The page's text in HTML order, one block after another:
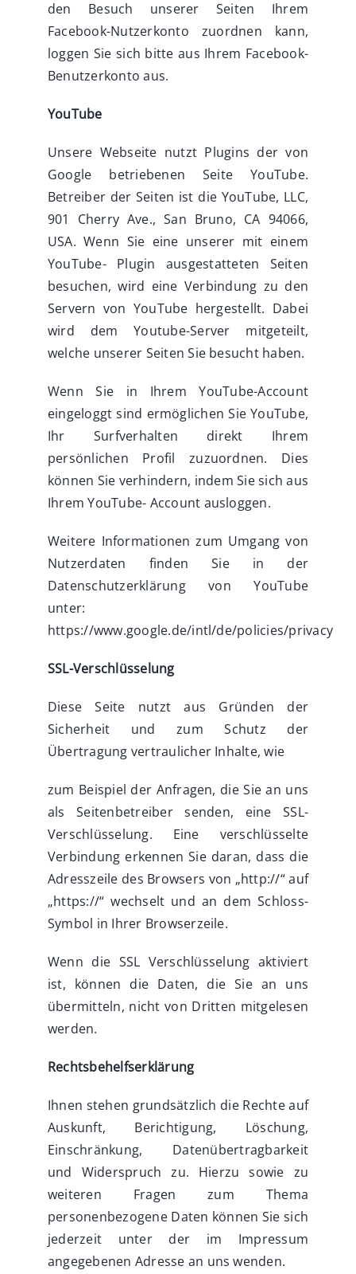
den Besuch unserer Seiten Ihrem
Facebook-Nutzerkonto zuordnen kann,
loggen Sie sich bitte aus Ihrem Facebook-
Benutzerkonto aus.
YouTube
Unsere Webseite nutzt Plugins der von
Google betriebenen Seite YouTube.
Betreiber der Seiten ist die YouTube, LLC,
901 Cherry Ave., San Bruno, CA 94066,
USA. Wenn Sie eine unserer mit einem
YouTube- Plugin ausgestatteten Seiten
besuchen, wird eine Verbindung zu den
Servern von YouTube hergestellt. Dabei
wird dem Youtube-Server mitgeteilt,
welche unserer Seiten Sie besucht haben.
Wenn Sie in Ihrem YouTube-Account
eingeloggt sind ermöglichen Sie YouTube,
Ihr Surfverhalten direkt Ihrem
persönlichen Profil zuzuordnen. Dies
können Sie verhindern, indem Sie sich aus
Ihrem YouTube- Account ausloggen.
Weitere Informationen zum Umgang von
Nutzerdaten finden Sie in der
Datenschutzerklärung von YouTube
unter:
https://www.google.de/intl/de/policies/privacy
SSL-Verschlüsselung
Diese Seite nutzt aus Gründen der
Sicherheit und zum Schutz der
Übertragung vertraulicher Inhalte, wie
zum Beispiel der Anfragen, die Sie an uns
als Seitenbetreiber senden, eine SSL-
Verschlüsselung. Eine verschlüsselte
Verbindung erkennen Sie daran, dass die
Adresszeile des Browsers von „http://“ auf
„https://“ wechselt und an dem Schloss-
Symbol in Ihrer Browserzeile.
Wenn die SSL Verschlüsselung aktiviert
ist, können die Daten, die Sie an uns
übermitteln, nicht von Dritten mitgelesen
werden.
Rechtsbehelfserklärung
Ihnen stehen grundsätzlich die Rechte auf
Auskunft, Berichtigung, Löschung,
Einschränkung, Datenübertragbarkeit
und Widerspruch zu. Hierzu sowie zu
weiteren Fragen zum Thema
personenbezogene Daten können Sie sich
jederzeit unter der im Impressum
angegebenen Adresse an uns wenden.